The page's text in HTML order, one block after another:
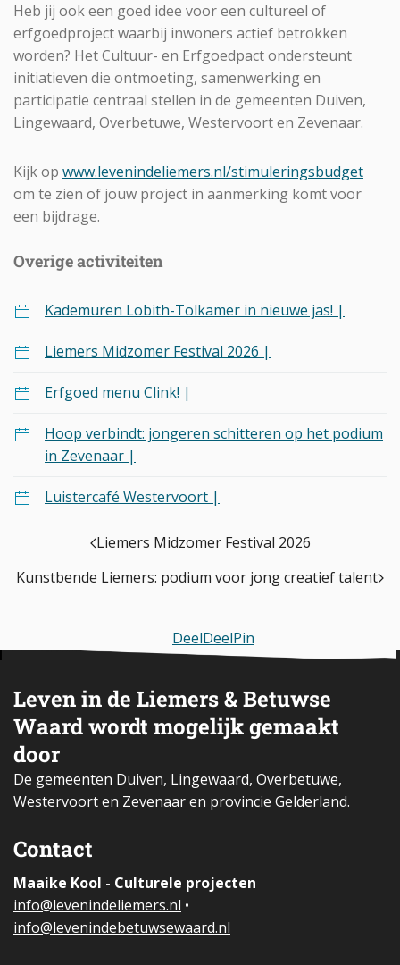
Heb jij ook een goed idee voor een cultureel of
erfgoedproject waarbij inwoners actief betrokken
worden? Het Cultuur- en Erfgoedpact ondersteunt
initiatieven die ontmoeting, samenwerking en
participatie centraal stellen in de gemeenten Duiven,
Lingewaard, Overbetuwe, Westervoort en Zevenaar.
Kijk op www.levenindeliemers.nl/stimuleringsbudget
om te zien of jouw project in aanmerking komt voor
een bijdrage.
Overige activiteiten
Kademuren Lobith-Tolkamer in nieuwe jas! |
Liemers Midzomer Festival 2026 |
Erfgoed menu Clink! |
Hoop verbindt: jongeren schitteren op het podium
in Zevenaar |
Luistercafé Westervoort |
Liemers Midzomer Festival 2026
Kunstbende Liemers: podium voor jong creatief talent
DeelDeelPin
Leven in de Liemers & Betuwse
Waard wordt mogelijk gemaakt
door
De gemeenten Duiven, Lingewaard, Overbetuwe,
Westervoort en Zevenaar en provincie Gelderland.
Contact
Maaike Kool - Culturele projecten
info@levenindeliemers.nl •
info@levenindebetuwsewaard.nl